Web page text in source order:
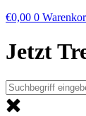
€0,00 0
Jetzt